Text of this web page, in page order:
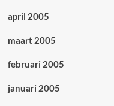
april 2005
maart 2005
februari 2005
januari 2005